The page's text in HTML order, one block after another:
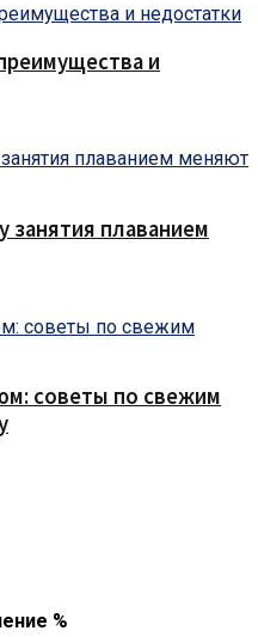
и
занятия плаванием
советы по свежим
%